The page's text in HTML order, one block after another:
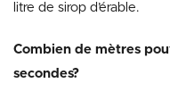
litre de sirop d’érable.
Combien de mètres
secondes?